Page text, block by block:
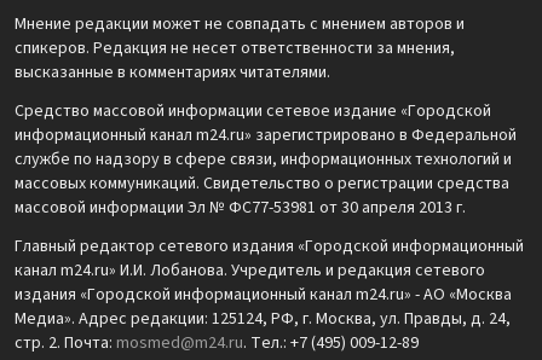
Мнение редакции может не совпадать с мнением авторов и
спикеров. Редакция не несет ответственности за мнения,
высказанные в комментариях читателями.
Средство массовой информации сетевое издание «Городской
информационный канал m24.ru» зарегистрировано в Федеральной
службе по надзору в сфере связи, информационных технологий и
массовых коммуникаций. Свидетельство о регистрации средства
массовой информации Эл № ФС77-53981 от 30 апреля 2013 г.
Главный редактор сетевого издания «Городской информационный
канал m24.ru» И.И. Лобанова. Учредитель и редакция сетевого
издания «Городской информационный канал m24.ru» - АО «Москва
Медиа». Адрес редакции: 125124, РФ, г. Москва, ул. Правды, д. 24,
стр. 2. Почта: mosmed@m24.ru. Тел.: +7 (495) 009-12-89